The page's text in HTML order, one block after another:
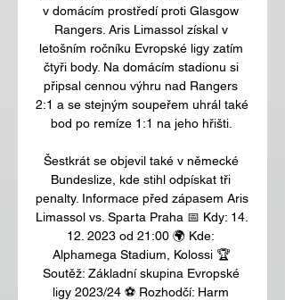
v domácím prostředí proti Glasgow
Rangers. Aris Limassol získal v
letošním ročníku Evropské ligy zatím
čtyři body. Na domácím stadionu si
připsal cennou výhru nad Rangers
2:1 a se stejným soupeřem uhrál také
bod po remíze 1:1 na jeho hřišti.
Šestkrát se objevil také v německé
Bundeslize, kde stihl odpískat tři
penalty. Informace před zápasem Aris
Limassol vs. Sparta Praha 📅 Kdy: 14.
12. 2023 od 21:00 🌍 Kde:
Alphamega Stadium, Kolossi 🏆
Soutěž: Základní skupina Evropské
ligy 2023/24 ⚽ Rozhodčí: Harm